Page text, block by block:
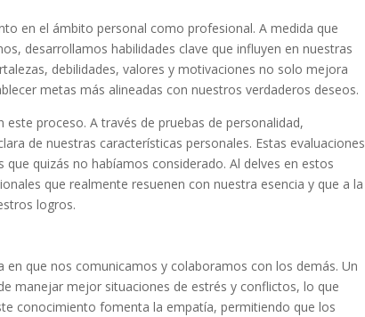
en el ámbito personal como profesional. A medida que
desarrollamos habilidades clave que influyen en nuestras
debilidades, valores y motivaciones no solo mejora
metas más alineadas con nuestros verdaderos deseos.
proceso. A través de pruebas de personalidad,
de nuestras características personales. Estas evaluaciones
quizás no habíamos considerado. Al delves en estos
que realmente resuenen con nuestra esencia y que a la
logros.
que nos comunicamos y colaboramos con los demás. Un
manejar mejor situaciones de estrés y conflictos, lo que
conocimiento fomenta la empatía, permitiendo que los